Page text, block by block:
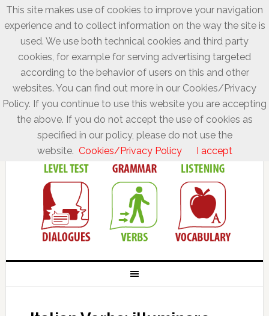
This site makes use of cookies to improve your navigation
experience and to collect information on the way the site is
used. We use both technical cookies and third party
cookies, for example for serving advertising targeted
according to the behavior of users on this and other
websites. You can find out more in our Cookies/Privacy
Policy. If you continue to use this website you are accepting
the above. If you do not accept the use of cookies as
specified in our policy, please do not use the
website. Cookies/Privacy Policy I accept